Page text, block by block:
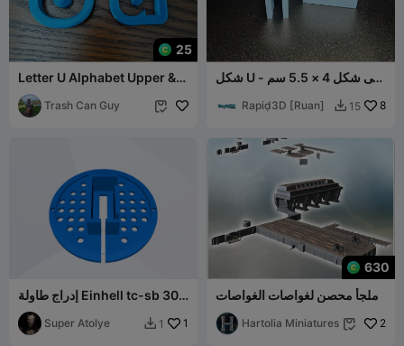
25
Letter U Alphabet Upper &
Lower Case Cookie Cutter
Trash Can Guy 
شكل U - على شكل 4 × 5.5 سم
Rapiḍ3D [Ruan]  15 8
إدراج طاولة Einhell tc-sb 305
u Einhel tc-sb 305 u
Super Atolye  1 1
630
ملجأ محصن لغواصات الغواصات
ورصيف بحري مع قرميد من
الطوبHartolia Miniatures  2